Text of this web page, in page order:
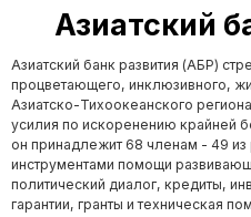
Азиатский
Азиатский банк развития (АБР)
процветающего, инклюзивного,
Азиатско-Тихоокеанского
усилия по искоренению крайней
он принадлежит 68 членам - 49
инструментами помощи
политический диалог, кредиты,
гарантии, гранты и техническая